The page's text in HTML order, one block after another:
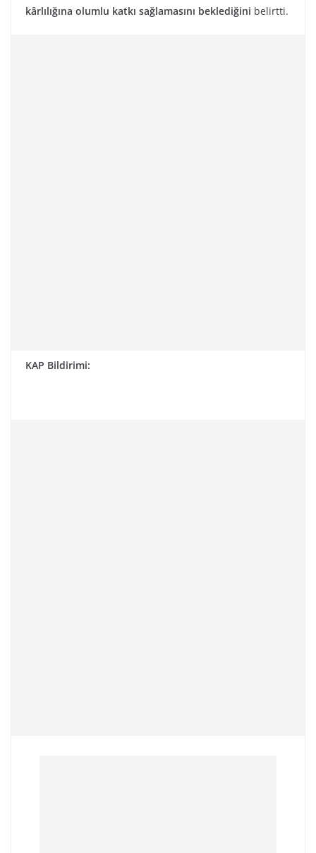
kârlılığına olumlu katkı sağlamasını beklediğini belirtti.
KAP Bildirimi: